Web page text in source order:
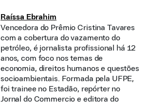
Raíssa Ebrahim
Vencedora do Prêmio Cristina Tavares
com a cobertura do vazamento do
petróleo, é jornalista profissional há 12
anos, com foco nos temas de
economia, direitos humanos e questões
socioambientais. Formada pela UFPE,
foi trainee no Estadão, repórter no
Jornal do Commercio e editora do